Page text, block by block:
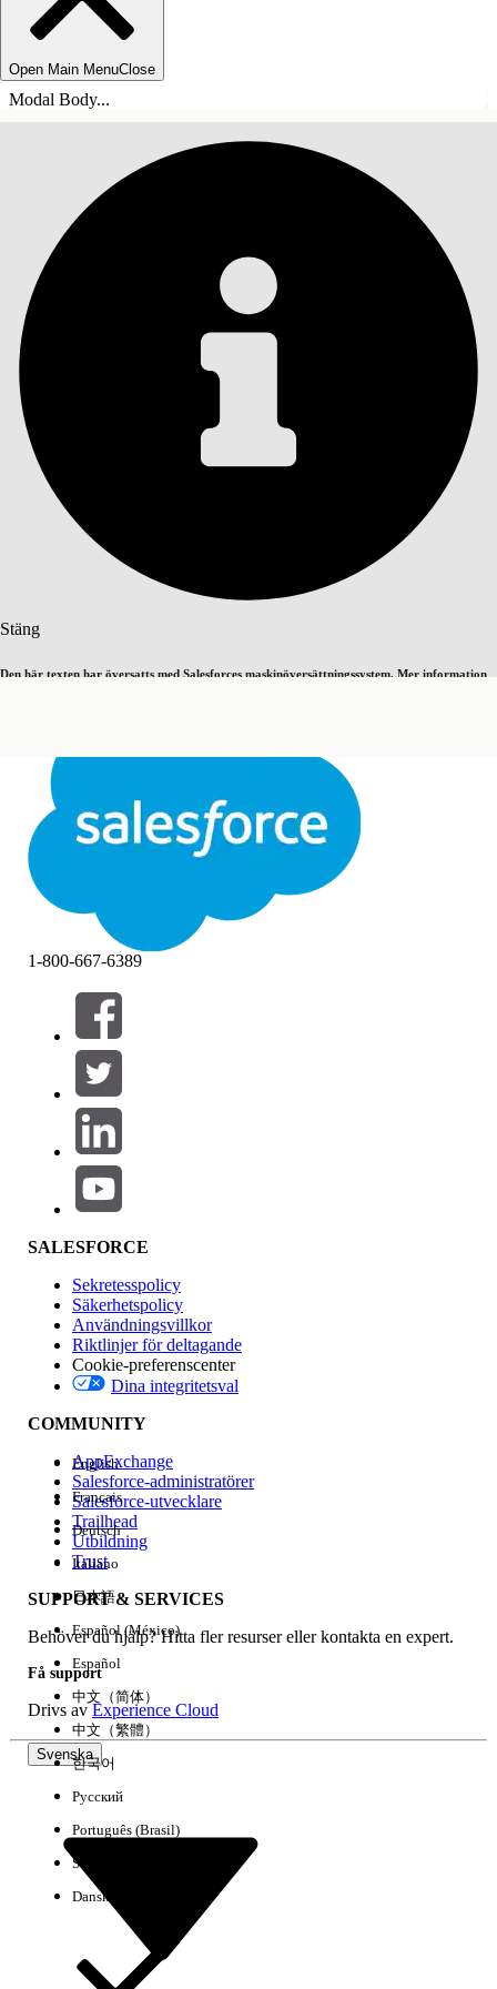
Open Main MenuClose
Modal Body...
Stäng
Den här texten har översatts med Salesforces maskinöversättningssystem. Mer information
StängStäng
Innehållsförteckningar
INNEHÅLLSFÖRTECKNINGAR
Filter (0)
VÄLJ FILTER
Produktområde
Funktionspåverkan
Version
Händelse
Rensa alla Klart
1-800-667-6389
SALESFORCE
Sekretesspolicy
Säkerhetspolicy
Användningsvillkor
Riktlinjer för deltagande
Cookie-preferenscenter
Dina integritetsval
COMMUNITY
AppExchange
Salesforce-administratörer
Salesforce-utvecklare
Trailhead
Utbildning
Trust
SUPPORT & SERVICES
Behöver du hjälp? Hitta fler resurser eller kontakta en expert.
Få support
Drivs avExperience Cloud
Svenska
English
Français
Deutsch
Italiano
日本語
Español (México)
Español
中文（简体）
中文（繁體）
한국어
Русский
Português (Brasil)
Suomi
Dansk